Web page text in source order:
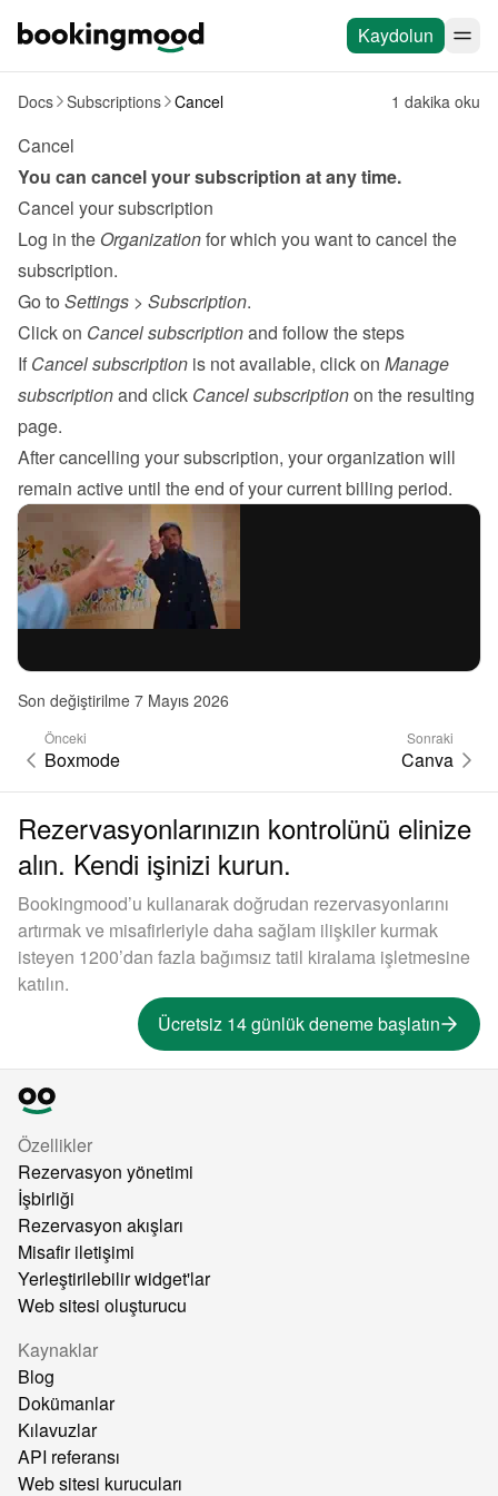
Kaydolun
Docs Subscriptions Cancel 1 dakika oku
Cancel
You can cancel your subscription at any time.
Cancel your subscription
Log in the Organization for which you want to cancel the
subscription.
Go to Settings > Subscription.
Click on Cancel subscription and follow the steps
If Cancel subscription is not available, click on Manage
subscription and click Cancel subscription on the resulting
page.
After cancelling your subscription, your organization will
remain active until the end of your current billing period.
Son değiştirilme 7 Mayıs 2026
Önceki
Boxmode
Sonraki
Canva
Rezervasyonlarınızın kontrolünü elinize
alın. Kendi işinizi kurun.
Bookingmood’u kullanarak doğrudan rezervasyonlarını
artırmak ve misafirleriyle daha sağlam ilişkiler kurmak
isteyen 1200’dan fazla bağımsız tatil kiralama işletmesine
katılın.
Ücretsiz 14 günlük deneme başlatın
Özellikler
Rezervasyon yönetimi
İşbirliği
Rezervasyon akışları
Misafir iletişimi
Yerleştirilebilir widget'lar
Web sitesi oluşturucu
Kaynaklar
Blog
Dokümanlar
Kılavuzlar
API referansı
Web sitesi kurucuları